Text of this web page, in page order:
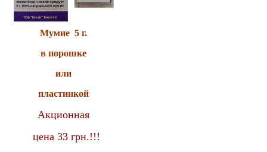
Мумие 5 г.
в порошке
или
пластинкой
Акционная
цена 33 грн.!!!